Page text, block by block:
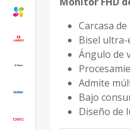
Carcasa
Bisel ultra-
Ángulo de
Admite
Bajo
Diseño de